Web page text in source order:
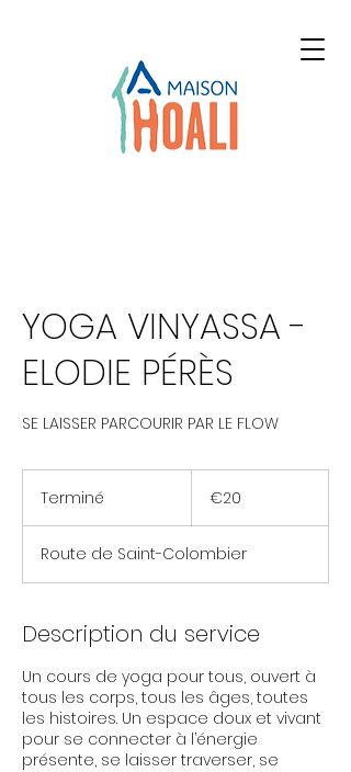
YOGA VINYASSA -
ELODIE PÉRÈS
SE LAISSER PARCOURIR PAR LE FLOW
Terminé
m
i
é
€20
Route de Saint-Colombier
Description du service
Un cours de yoga pour tous, ouvert à
tous les corps, tous les âges, toutes
les histoires. Un espace doux et vivant
pour se connecter à l’énergie
présente, se laisser traverser, se